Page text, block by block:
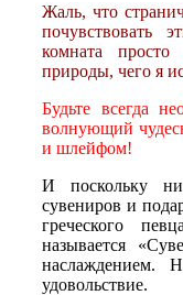
Жаль, что
почувствовать
комната
природы, чего я
Будьте всегда
волнующий
и шлейфом!
И поскольку
сувениров и
греческого
называется
наслаждением.
удовольствие.